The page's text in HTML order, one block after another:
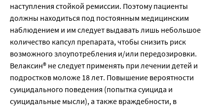
наступления стойкой ремиссии. Поэтому пациенты
должны находиться под постоянным медицинским
наблюдением и им следует выдавать лишь небольшое
количество капсул препарата, чтобы снизить риск
возможного злоупотребления и/или передозировки.
Велаксин® не следует применять при лечении детей и
подростков моложе 18 лет. Повышение вероятности
суицидального поведения (попытка суицида и
суицидальные мысли), а также враждебности, в